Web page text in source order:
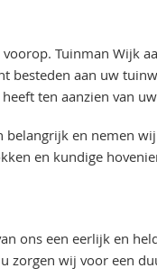
Tuinman Wijk
besteden aan uw
ten aanzien van
en nemen
en kundige
ons een eerlijk en
zorgen wij voor een